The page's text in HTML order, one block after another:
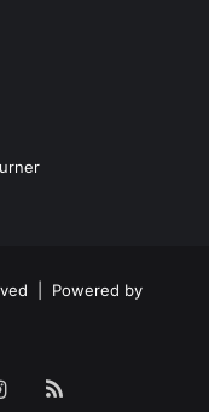
| Powered by
Instagram